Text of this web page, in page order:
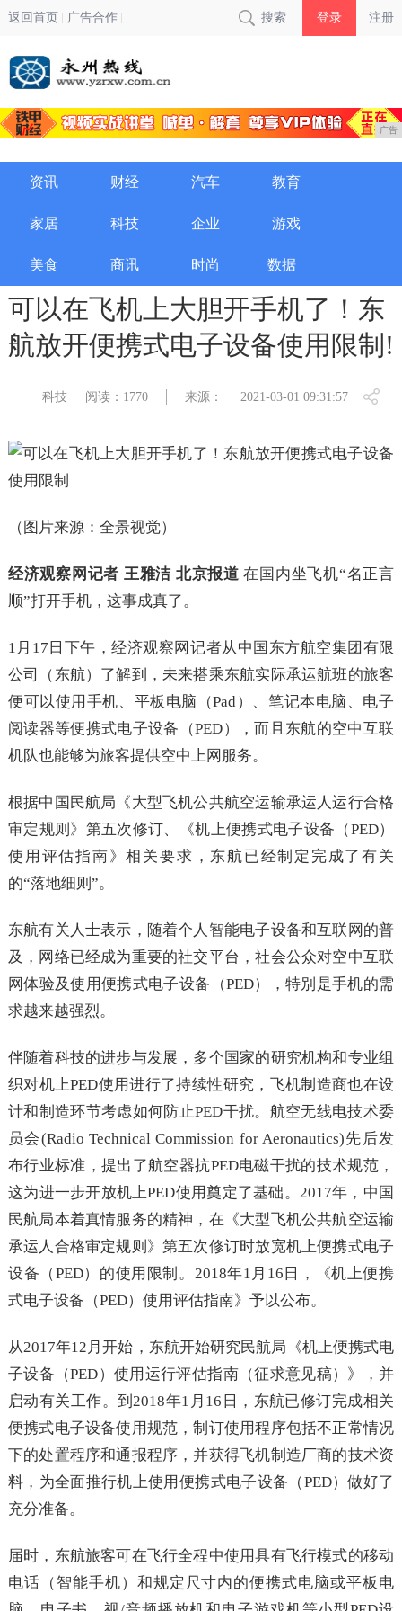
返回首页 广告合作 搜索 登录 注册
广告
资讯 财经 汽车 教育
家居 科技 企业 游戏
美食 商讯 时尚 数据
可以在飞机上大胆开手机了！东
航放开便携式电子设备使用限制!
科技 阅读：1770 来源： 2021-03-01 09:31:57
（图片来源：全景视觉）
经济观察网记者 王雅洁 北京报道 在国内坐飞机“名正言
顺”打开手机，这事成真了。
1月17日下午，经济观察网记者从中国东方航空集团有限
公司（东航）了解到，未来搭乘东航实际承运航班的旅客
便可以使用手机、平板电脑（Pad）、笔记本电脑、电子
阅读器等便携式电子设备（PED），而且东航的空中互联
机队也能够为旅客提供空中上网服务。
根据中国民航局《大型飞机公共航空运输承运人运行合格
审定规则》第五次修订、《机上便携式电子设备（PED）
使用评估指南》相关要求，东航已经制定完成了有关
的“落地细则”。
东航有关人士表示，随着个人智能电子设备和互联网的普
及，网络已经成为重要的社交平台，社会公众对空中互联
网体验及使用便携式电子设备（PED），特别是手机的需
求越来越强烈。
伴随着科技的进步与发展，多个国家的研究机构和专业组
织对机上PED使用进行了持续性研究，飞机制造商也在设
计和制造环节考虑如何防止PED干扰。航空无线电技术委
员会(Radio Technical Commission for Aeronautics)先后发
布行业标准，提出了航空器抗PED电磁干扰的技术规范，
这为进一步开放机上PED使用奠定了基础。2017年，中国
民航局本着真情服务的精神，在《大型飞机公共航空运输
承运人合格审定规则》第五次修订时放宽机上便携式电子
设备（PED）的使用限制。2018年1月16日，《机上便携
式电子设备（PED）使用评估指南》予以公布。
从2017年12月开始，东航开始研究民航局《机上便携式电
子设备（PED）使用运行评估指南（征求意见稿）》，并
启动有关工作。到2018年1月16日，东航已修订完成相关
便携式电子设备使用规范，制订使用程序包括不正常情况
下的处置程序和通报程序，并获得飞机制造厂商的技术资
料，为全面推行机上使用便携式电子设备（PED）做好了
充分准备。
届时，东航旅客可在飞行全程中使用具有飞行模式的移动
电话（智能手机）和规定尺寸内的便携式电脑或平板电